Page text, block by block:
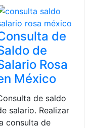
de
de
Rosa
México
de saldo
salario. Realizar
consulta de